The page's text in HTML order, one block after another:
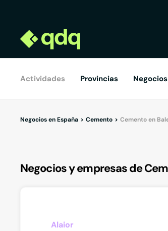
Actividades Provincias
Negocios en España Cemento Cemento en
Negocios y empresas de
Alaior